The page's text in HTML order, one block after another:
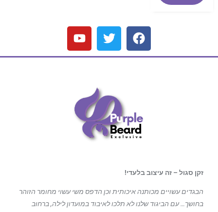
זקן סגול – זה עיצוב בלעדי!
הבגדים עשויים מכותנה איכותית וכן הדפס משי עשוי מחומר הזוהר
בחושך… עם הביגודשלנו לא תלכו לאיבוד במועדון לילה, ברחוב